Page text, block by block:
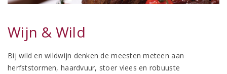
Wijn & Wild
Bij wild en wildwijn denken de meesten meteen aan
herfststormen, haardvuur, stoer vlees en robuuste